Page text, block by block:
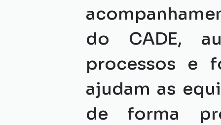
do CADE,
processos e
ajudam as
de forma